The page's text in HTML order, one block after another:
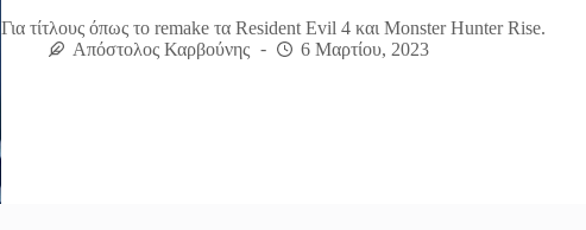
Για τίτλους όπως το remake τα Resident Evil 4 και Monster Hunter Rise.
Απόστολος Καρβούνης
6 Μαρτίου, 2023